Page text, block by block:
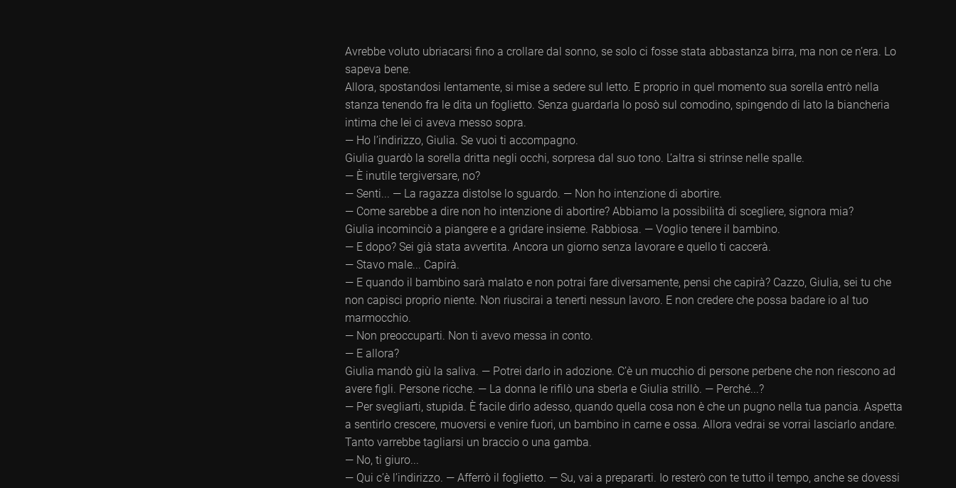
Avrebbe voluto ubriacarsi fino a crollare dal sonno, se solo ci fosse stata abbastanza birra, ma non ce n’era. Lo
sapeva bene.
Allora, spostandosi lentamente, si mise a sedere sul letto. E proprio in quel momento sua sorella entrò nella
stanza tenendo fra le dita un foglietto. Senza guardarla lo posò sul comodino, spingendo di lato la biancheria
intima che lei ci aveva messo sopra.
— Ho l’indirizzo, Giulia. Se vuoi ti accompagno.
Giulia guardò la sorella dritta negli occhi, sorpresa dal suo tono. L’altra si strinse nelle spalle.
— È inutile tergiversare, no?
— Senti... — La ragazza distolse lo sguardo. — Non ho intenzione di abortire.
— Come sarebbe a dire non ho intenzione di abortire? Abbiamo la possibilità di scegliere, signora mia?
Giulia incominciò a piangere e a gridare insieme. Rabbiosa. — Voglio tenere il bambino.
— E dopo? Sei già stata avvertita. Ancora un giorno senza lavorare e quello ti caccerà.
— Stavo male... Capirà.
— E quando il bambino sarà malato e non potrai fare diversamente, pensi che capirà? Cazzo, Giulia, sei tu che
non capisci proprio niente. Non riuscirai a tenerti nessun lavoro. E non credere che possa badare io al tuo
marmocchio.
— Non preoccuparti. Non ti avevo messa in conto.
— E allora?
Giulia mandò giù la saliva. — Potrei darlo in adozione. C’è un mucchio di persone perbene che non riescono ad
avere figli. Persone ricche. — La donna le rifilò una sberla e Giulia strillò. — Perché...?
— Per svegliarti, stupida. È facile dirlo adesso, quando quella cosa non è che un pugno nella tua pancia. Aspetta
a sentirlo crescere, muoversi e venire fuori, un bambino in carne e ossa. Allora vedrai se vorrai lasciarlo andare.
Tanto varrebbe tagliarsi un braccio o una gamba.
— No, ti giuro...
— Qui c’è l’indirizzo. — Afferrò il foglietto. — Su, vai a prepararti. Io resterò con te tutto il tempo, anche se dovessi